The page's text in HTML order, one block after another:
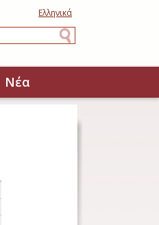
Ελληνικά
Νέα